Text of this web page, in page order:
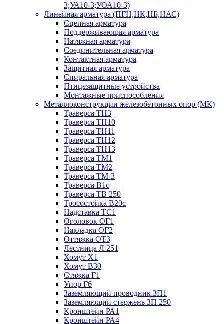
3;УА10-3;УОА10-3)
Линейная арматура (ПГН,НК,НБ,НАС)
Сцепная арматура
Поддерживающая арматура
Натяжная арматура
Соединительная арматура
Контактная арматура
Защитная арматура
Спиральная арматура
Птицезащитные устройства
Монтажные приспособления
Металлоконструкции железобетонных опор (МК)
Траверса ТН3
Траверса ТН10
Траверса ТН11
Траверса ТН12
Траверса ТН13
Траверса ТМ1
Траверса ТМ2
Траверса ТМ-3
Траверса В1с
Траверса ТВ 250
Тросостойка В20с
Надставка ТС1
Оголовок ОГ1
Накладка ОГ2
Оттяжка ОТ3
Лестница Л 251
Хомут Х1
Хомут В30
Стяжка Г1
Упор Г6
Заземляющий проводник ЗП1
Заземляющий стержень ЗП 250
Кронштейн РА1
Кронштейн РА4